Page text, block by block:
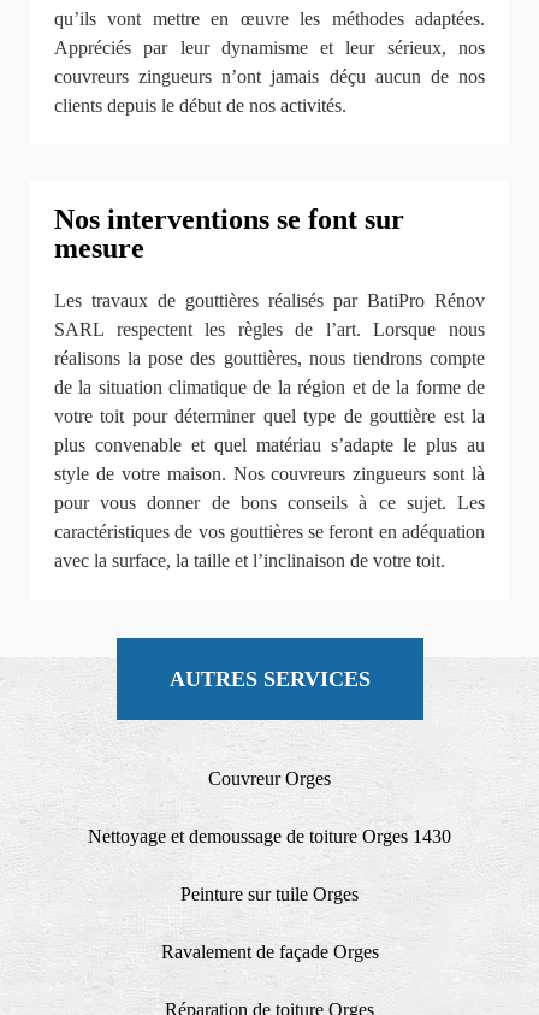
qu’ils vont mettre en œuvre les méthodes adaptées.
Appréciés par leur dynamisme et leur sérieux, nos
couvreurs zingueurs n’ont jamais déçu aucun de nos
clients depuis le début de nos activités.
Nos interventions se font sur
mesure
Les travaux de gouttières réalisés par BatiPro Rénov
SARL respectent les règles de l’art. Lorsque nous
réalisons la pose des gouttières, nous tiendrons compte
de la situation climatique de la région et de la forme de
votre toit pour déterminer quel type de gouttière est la
plus convenable et quel matériau s’adapte le plus au
style de votre maison. Nos couvreurs zingueurs sont là
pour vous donner de bons conseils à ce sujet. Les
caractéristiques de vos gouttières se feront en adéquation
avec la surface, la taille et l’inclinaison de votre toit.
AUTRES SERVICES
Couvreur Orges
Nettoyage et demoussage de toiture Orges 1430
Peinture sur tuile Orges
Ravalement de façade Orges
Réparation de toiture Orges